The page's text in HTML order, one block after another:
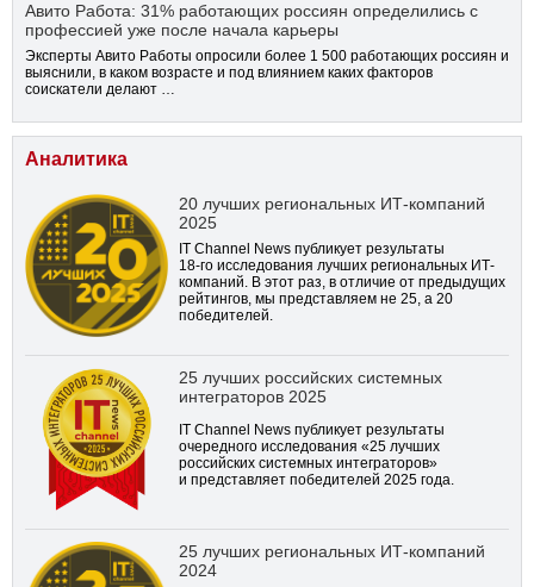
Авито Работа: 31% работающих россиян определились с
профессией уже после начала карьеры
Эксперты Авито Работы опросили более 1 500 работающих россиян и
выяснили, в каком возрасте и под влиянием каких факторов
соискатели делают …
Аналитика
20 лучших региональных ИТ-компаний
2025
IT Channel News публикует результаты
18-го исследования лучших региональных ИТ-
компаний. В этот раз, в отличие от предыдущих
рейтингов, мы представляем не 25, а 20
победителей.
25 лучших российских системных
интеграторов 2025
IT Channel News публикует результаты
очередного исследования «25 лучших
российских системных интеграторов»
и представляет победителей 2025 года.
25 лучших региональных ИТ-компаний
2024